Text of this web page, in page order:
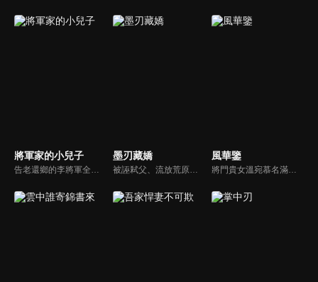
將軍家的小兒子
告老還鄉的李將軍全家，除夕夜慘遭滅門，李家小兒子李見微逃過一死，隱姓埋名潛入鬼谷，計畫手刃仇敵為全家報仇。鬼谷少主陳小熹性格活潑乖張，與費盡心機拉攏他的李見微日漸親厚。當一切朝著李見微的計畫前進，他發現事情的背後謎團重重...
墨刃藏嬌
被誣弒父、流放荒原的公主鳳漓，七年後以妖君之名重返墨城。在雀樓盛宴上，她選中身分成謎的東籬遺孤雲湛。雲湛以雀奴之身步步逼近，既為復仇而來，亦與她重逢。鳳漓暗中追查弒父真相，雲湛假意臣服伺機復國，卻在試探與利用之間漸生情愫...
風華鑒
將門貴女溫宛慕名滿皇城的第一公子蘇玄璟，卻在大婚之夜，遭到蘇玄璟的陷害，連累禦南侯府被滅滿門。重生歸來，她誓要報仇雪恨，避免前世之殤，卻發現幕後真兇另有其人。滅門之案捲土重來，迷霧重重…。經歷輪迴的溫宛能否扭轉命運？